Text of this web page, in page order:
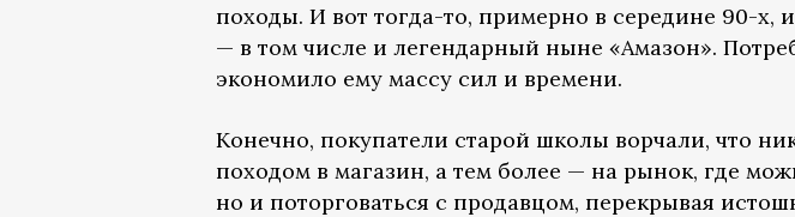
походы. И вот тогда-то, примерно в середине 90-
— в том числе и легендарный ныне «Амазон».
экономило ему массу сил и времени.
Конечно, покупатели старой школы ворчали, что
походом в магазин, а тем более — на рынок, где
но и поторговаться с продавцом, перекрывая